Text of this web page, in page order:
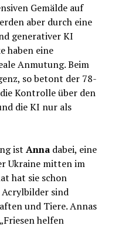
Gemälde auf
aber durch eine
generativer KI
haben eine
Anmutung. Beim
so betont der 78-
Kontrolle über den
die KI nur als
ist Anna dabei, eine
Ukraine mitten im
hat sie schon
Acrylbilder sind
und Tiere. Annas
helfen